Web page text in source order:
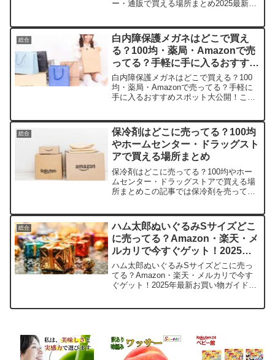
ー・通販で買える場所まとめ2025最新版
場所などを手短に紹介します。伊勢の可
愛いお土産、きっとあな...
総合
白内障保護メガネはどこで買え
る？100均・薬局・Amazonで売
ってる？手軽に手に入るおすすめ
スポット大公開！
白内障保護メガネはどこで買える？100
均・薬局・Amazonで売ってる？手軽に
手に入るおすすめスポット大公開！この
介します。手術後の不安を少しでも解消
しましょう。店舗平...
総合
保冷剤はどこに売ってる？100均
やホームセンター・ドラッグスト
アで買える場所まとめ
保冷剤はどこに売ってる？100均やホー
ムセンター・ドラッグストアで買える場
所まとめこの記事では保冷剤を売ってい
格帯（税込）特徴楽天市場約200円〜
1,000円種類豊富で...
総合
ハム太郎ぬいぐるみSサイズどこ
に売ってる？Amazon・楽天・メ
ルカリで今すぐゲット！2025年
最新お買い物ガイド
ハム太郎ぬいぐるみSサイズどこに売っ
てる？Amazon・楽天・メルカリで今す
ぐゲット！2025年最新お買い物ガイド懐